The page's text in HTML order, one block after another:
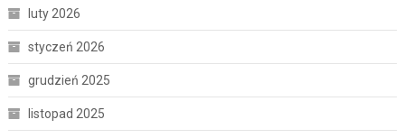
luty 2026
styczeń 2026
grudzień 2025
listopad 2025